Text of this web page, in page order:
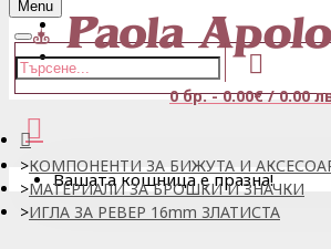
Регистрация
Menu
0 бр. - 0.00€ / 0.00
Вашата кошница е празна!
КОМПОНЕНТИ ЗА БИЖУТА И
МАТЕРИАЛИ ЗА БРОШКИ И ЗНАЧКИ
ИГЛА ЗА РЕВЕР 16mm ЗЛАТИСТА